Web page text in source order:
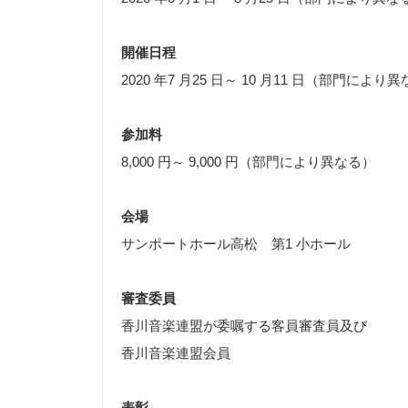
開催日程
2020 年7 月25 日～ 10 月11 日（部門により異
参加料
8,000 円～ 9,000 円（部門により異なる）
会場
サンポートホール高松 第1 小ホール
審査委員
香川音楽連盟が委嘱する客員審査員及び
香川音楽連盟会員